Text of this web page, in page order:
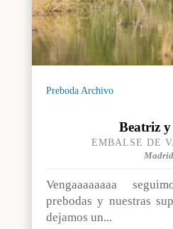
Preboda Archivo
Beatriz y
EMBALSE DE
Madrid
Vengaaaaaaaa
prebodas y nuestras
dejamos un...